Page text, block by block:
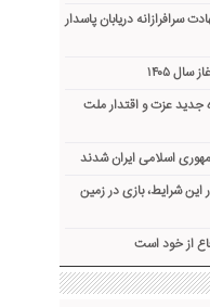
سرافرازانه دریابان پاسدار
۱۴۰۵
جدید عزت و اقتدار ملت
اسلامی ایران شدند
شرایط، بازی در زمین
از خود است